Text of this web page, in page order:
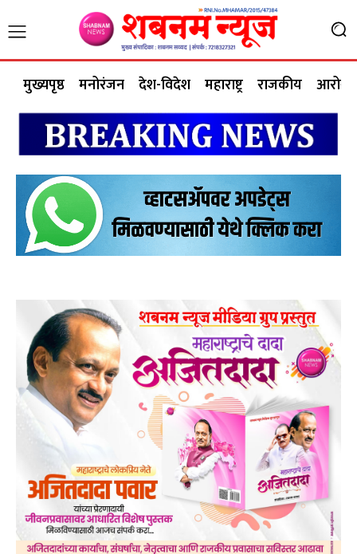
मुख्यपृष्ठ मनोरंजन देश-विदेश महाराष्ट्र राजकीय आरोग्य